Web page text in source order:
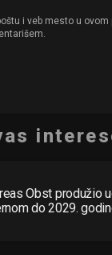
i veb mesto u ovom
Obst produžio
do 2029.